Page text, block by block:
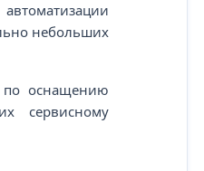
небольших
по оснащению
сервисному